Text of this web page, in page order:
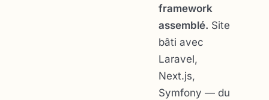
framework
assemblé. Site
bâti avec
Laravel,
Next.js,
Symfony — du